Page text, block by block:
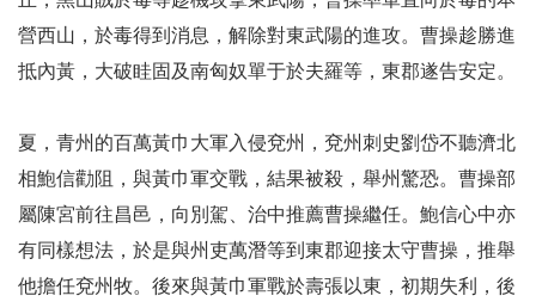
營西山，於毒得到消息，解除對東武陽的進攻。曹操趁勝進
抵內黃，大破眭固及南匈奴單于於夫羅等，東郡遂告安定。
夏，青州的百萬黃巾大軍入侵兗州，兗州刺史劉岱不聽濟北
相鮑信勸阻，與黃巾軍交戰，結果被殺，舉州驚恐。曹操部
屬陳宮前往昌邑，向別駕、治中推薦曹操繼任。鮑信心中亦
有同樣想法，於是與州吏萬潛等到東郡迎接太守曹操，推舉
他擔任兗州牧。後來與黃巾軍戰於壽張以東，初期失利，後